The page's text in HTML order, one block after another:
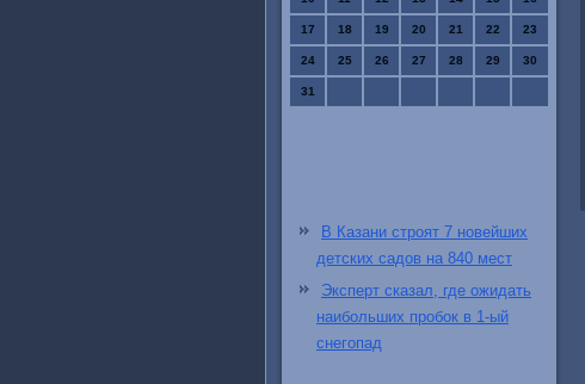
17 18 19 20 21 22 23
24 25 26 27 28 29 30
31
В Казани строят 7 новейших
детских садов на 840 мест
Эксперт сказал, где ожидать
наибольших пробок в 1-ый
снегопад